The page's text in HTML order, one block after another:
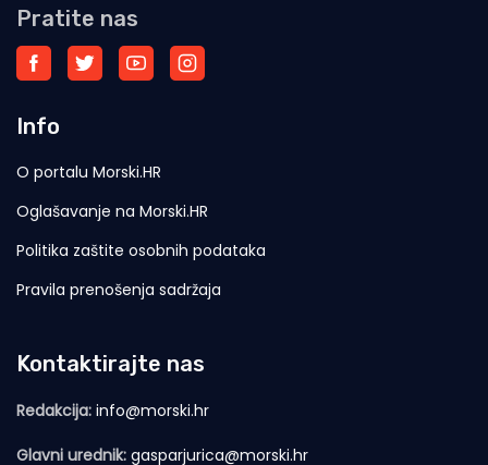
Pratite nas
Info
O portalu Morski.HR
Oglašavanje na Morski.HR
Politika zaštite osobnih podataka
Pravila prenošenja sadržaja
Kontaktirajte nas
Redakcija: info@morski.hr
Glavni urednik: gasparjurica@morski.hr